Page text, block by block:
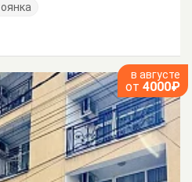
в августе
от 4000₽